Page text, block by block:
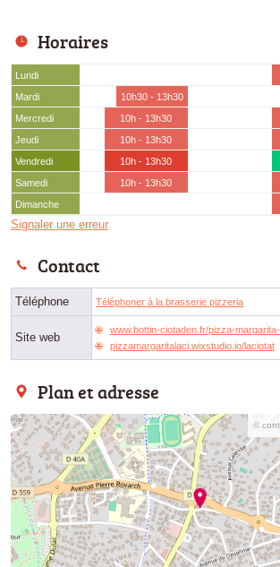
Horaires
Lundi
Mardi
10h30 - 13h30
Mercredi
10h - 13h30
Jeudi
10h - 13h30
Vendredi
10h - 13h30
Samedi
10h - 13h30
Dimanche
Signaler une erreur
Contact
Téléphone Téléphoner à la brasserie pizzeria
Site web
www.bottin-ciotaden.fr/pizza-
pizzamargaritalaci.wixstudio.io/laciotat
Plan et adresse
©